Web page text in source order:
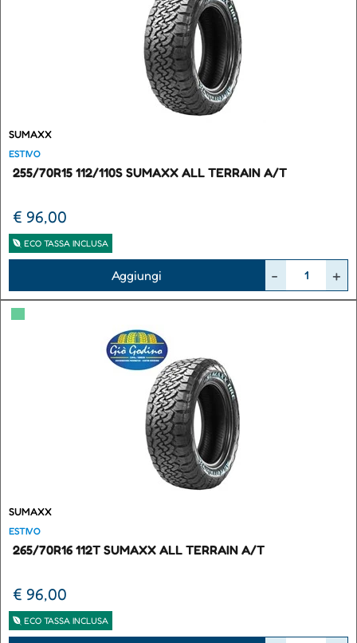
SUMAXX
ESTIVO
255/70R15 112/110S SUMAXX ALL TERRAIN A/T
€ 96,00
ECO TASSA INCLUSA
Aggiungi
▀
SUMAXX
ESTIVO
265/70R16 112T SUMAXX ALL TERRAIN A/T
€ 96,00
ECO TASSA INCLUSA